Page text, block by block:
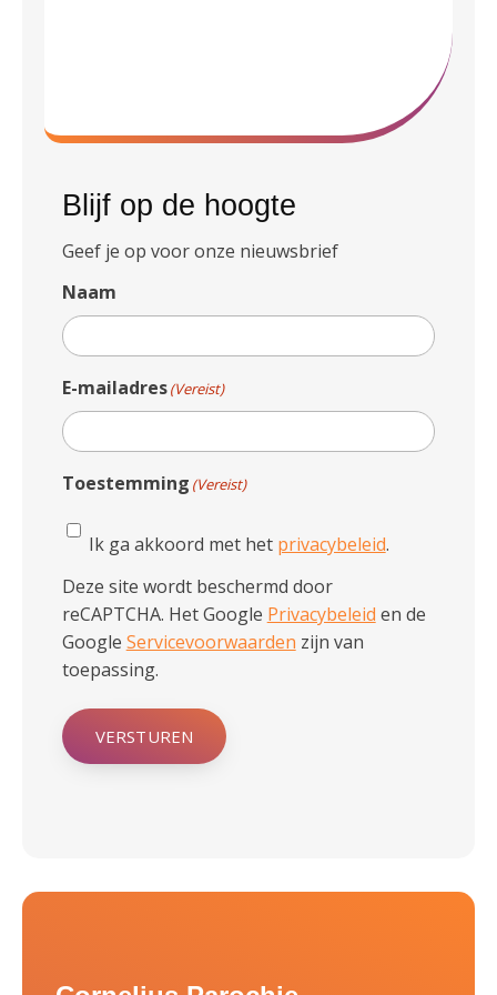
Blijf op de hoogte
Geef je op voor onze nieuwsbrief
Naam
E-mailadres(Vereist)
Toestemming (Vereist)
Ik ga akkoord met het privacybeleid.
Deze site wordt beschermd door
reCAPTCHA. Het Google Privacybeleid en de
Google Servicevoorwaarden zijn van
toepassing.
VERSTUREN